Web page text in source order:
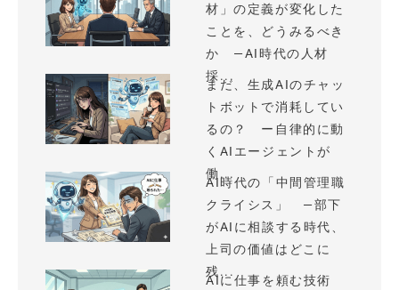
材」の定義が変化した
ことを、どうみるべき
か —AI時代の人材
採...
まだ、生成AIのチャッ
トボットで消耗してい
るの？ ー自律的に動
くAIエージェントが
働...
AI時代の「中間管理職
クライシス」 —部下
がAIに相談する時代、
上司の価値はどこに
残...
AIに仕事を頼む技術